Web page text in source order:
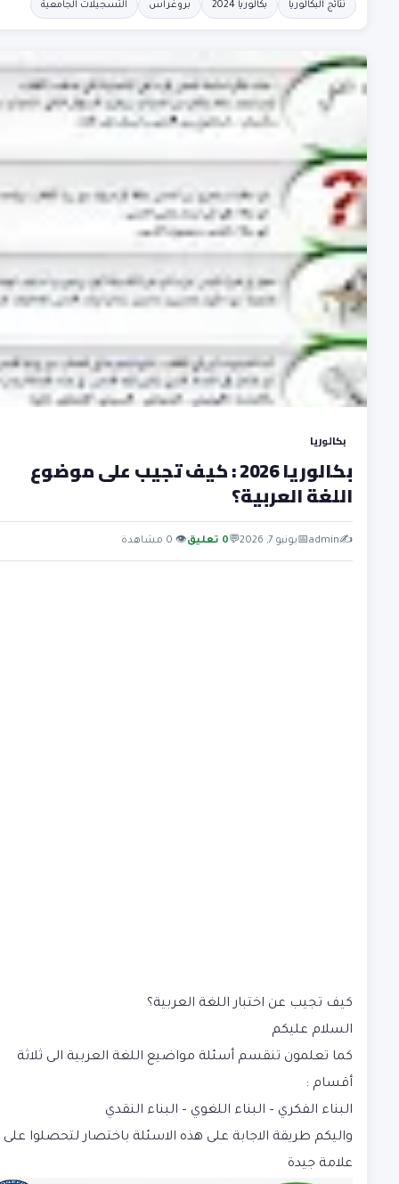
بكالوريا
بكالوريا 2026 : كيف تجيب على موضوع
اللغة العربية؟
✍️
admin
📅يونيو 7, 2026 💬0 تعليق 👁 0 مشاهدة
كيف تجيب عن اختبار اللغة العربية؟
السلام عليكم
كما تعلمون تنقسم أسئلة مواضيع اللغة العربية الى ثلاثة
أقسام :
البناء الفكري – البناء اللغوي – البناء النقدي
واليكم طريقة الاجابة على هذه الاسئلة باختصار لتحصلوا على
علامة جيدة
نتائج البكالوريا بكالوريا 2024 بروغراس التسجيلات الجامعية